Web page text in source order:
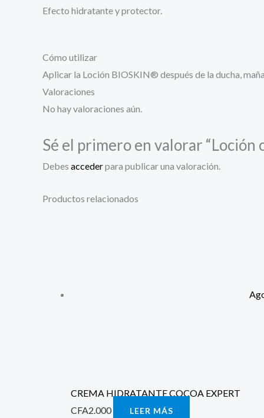
Efecto hidratante y protector.
Cómo utilizar
Aplicar la Loción BIOSKIN® después de la ducha,
Valoraciones
No hay valoraciones aún.
Sé el primero en valorar
Debes accederpara publicar una valoración.
Productos relacionados
CREMA HIDRATANTE COCOA EXPERT
CFA2.000 LEER MÁS